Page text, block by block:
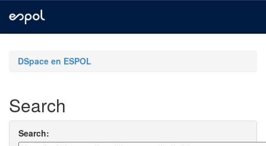
navigationDSpace en ESPOL
Search
Search: